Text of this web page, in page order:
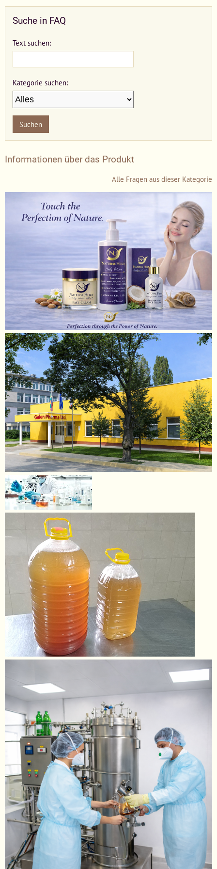
Suche in FAQ
Text suchen:
Kategorie suchen:
Suchen
Informationen über das Produkt
Alle Fragen aus dieser Kategorie